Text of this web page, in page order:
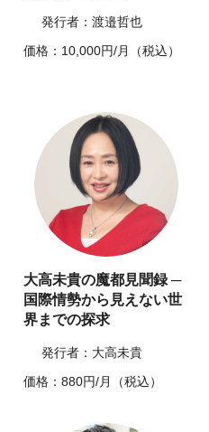
発行者：渡邉哲也
価格：10,000円/月（税込）
大高未貴の魔都見聞録 ─
国際情勢から見えない世
界までの探求
発行者：大高未貴
価格：880円/月（税込）